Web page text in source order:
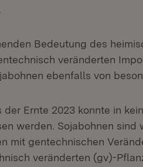
Bedeutung des
veränderten
ebenfalls von
der Ernte 2023 konnte in
werden. Sojabohnen
mit gentechnischen
veränderten (gv)-